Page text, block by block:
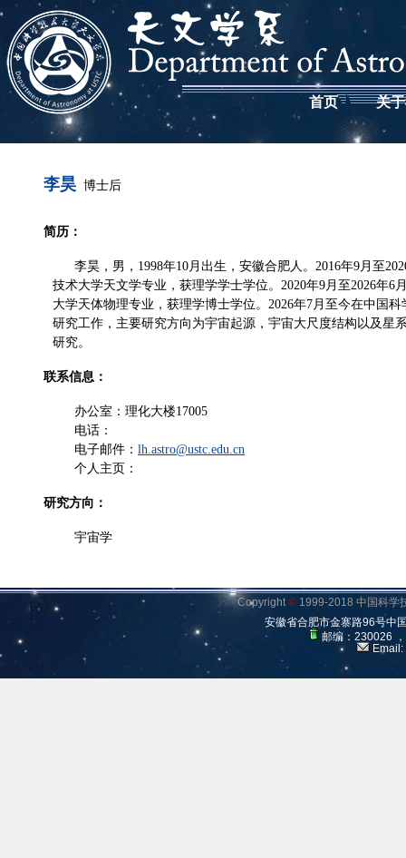
首页 关
李昊 博士后
简历：
李昊，男，1998年10月出生，安徽合肥人。2016年9月至
技术大学天文学专业，获理学学士学位。2020年9月至2026年6
大学天体物理专业，获理学博士学位。2026年7月至今在中国
研究工作，主要研究方向为宇宙起源，宇宙大尺度结构以及星
研究。
联系信息：
办公室：理化大楼17005
电话：
电子邮件： lh.astro@ustc.edu.cn
个人主页：
研究方向：
宇宙学
Copyright©1999-2018 中国科学
安徽省合肥市金寨路96号中
邮编：230026
Email: